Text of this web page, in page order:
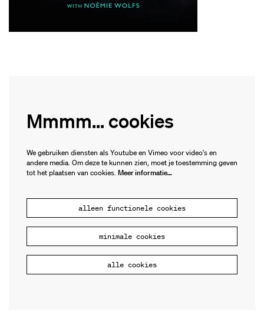
Mmmm... cookies
We gebruiken diensten als Youtube en Vimeo voor video's en
andere media. Om deze te kunnen zien, moet je toestemming geven
tot het plaatsen van cookies. Meer informatie…
alleen functionele cookies
minimale cookies
alle cookies